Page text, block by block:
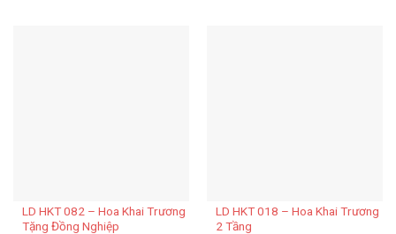
LD HKT 082 – Hoa Khai Trương
Tặng Đồng Nghiệp
LD HKT 018 – Hoa Khai Trương
2 Tầng